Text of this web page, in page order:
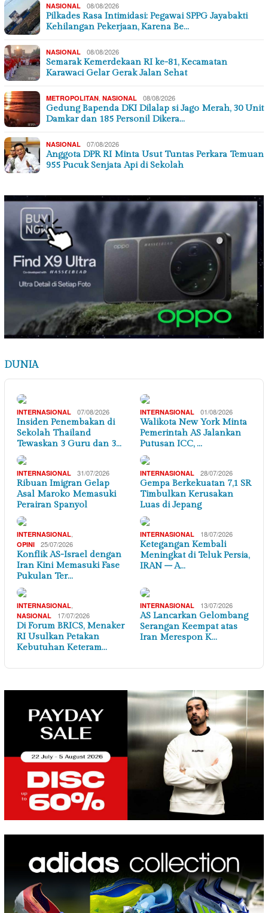
NASIONAL 08/08/2026
Pilkades Rasa Intimidasi: Pegawai SPPG Jayabakti
Kehilangan Pekerjaan, Karena Be…
NASIONAL 08/08/2026
Semarak Kemerdekaan RI ke-81, Kecamatan
Karawaci Gelar Gerak Jalan Sehat
METROPOLITAN, NASIONAL 08/08/2026
Gedung Bapenda DKI Dilalap si Jago Merah, 30 Unit
Damkar dan 185 Personil Dikera…
NASIONAL 07/08/2026
Anggota DPR RI Minta Usut Tuntas Perkara Temuan
955 Pucuk Senjata Api di Sekolah
DUNIA
INTERNASIONAL 07/08/2026
Insiden Penembakan di
Sekolah Thailand
Tewaskan 3 Guru dan 3…
INTERNASIONAL 01/08/2026
Walikota New York Minta
Pemerintah AS Jalankan
Putusan ICC, …
INTERNASIONAL 31/07/2026
Ribuan Imigran Gelap
Asal Maroko Memasuki
Perairan Spanyol
INTERNASIONAL 28/07/2026
Gempa Berkekuatan 7,1 SR
Timbulkan Kerusakan
Luas di Jepang
INTERNASIONAL,
OPINI 25/07/2026
Konflik AS-Israel dengan
Iran Kini Memasuki Fase
Pukulan Ter…
INTERNASIONAL 18/07/2026
Ketegangan Kembali
Meningkat di Teluk Persia,
IRAN – A…
INTERNASIONAL,
NASIONAL 17/07/2026
Di Forum BRICS, Menaker
RI Usulkan Petakan
Kebutuhan Keteram…
INTERNASIONAL 13/07/2026
AS Lancarkan Gelombang
Serangan Keempat atas
Iran Merespon K…